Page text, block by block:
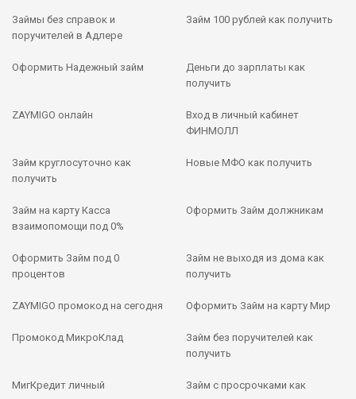
Займы без справок и
поручителей в Адлере
Займ 100 рублей как получить
Оформить Надежный займ
Деньги до зарплаты как
получить
ZAYMIGO онлайн
Вход в личный кабинет
ФИНМОЛЛ
Займ круглосуточно как
получить
Новые МФО как получить
Займ на карту Касса
взаимопомощи под 0%
Оформить Займ должникам
Оформить Займ под 0
процентов
Займ не выходя из дома как
получить
ZAYMIGO промокод на сегодня Оформить Займ на карту Мир
Промокод МикроКлад
Займ без поручителей как
получить
МигКредит личный
Займ с просрочками как